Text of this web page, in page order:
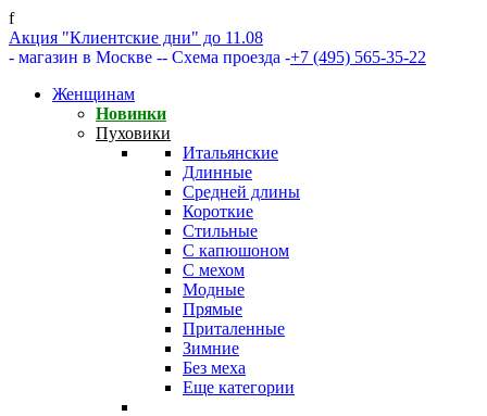
f
Акция "Клиентские дни" до 11.08
- магазин в Москве -- Схема проезда -+7 (495) 565-35-22
Женщинам
Новинки
Пуховики
Итальянские
Длинные
Средней длины
Короткие
Стильные
С капюшоном
С мехом
Модные
Прямые
Приталенные
Зимние
Без меха
Еще категории